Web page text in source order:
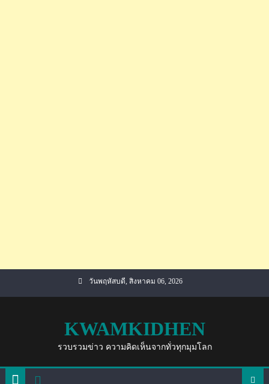
วันพฤหัสบดี, สิงหาคม 06, 2026
KWAMKIDHEN
รวบรวมข่าว ความคิดเห็นจากทั่วทุกมุมโลก